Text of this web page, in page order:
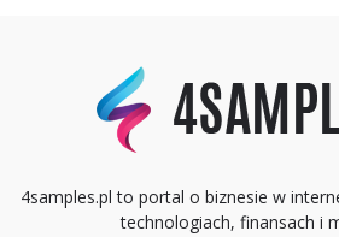
4samples.pl to portal o biznesie w
technologiach, finansach i